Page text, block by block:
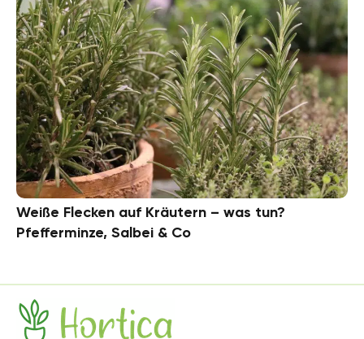
Weiße Flecken auf Kräutern – was tun?
Pfefferminze, Salbei & Co